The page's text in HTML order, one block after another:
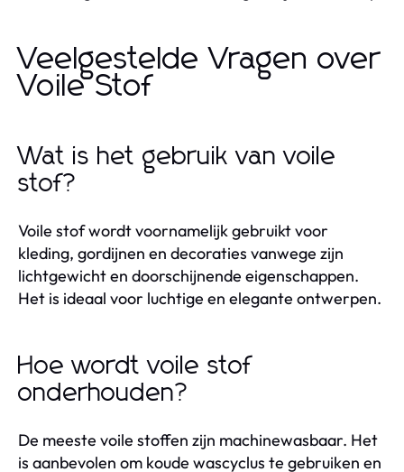
Veelgestelde Vragen over
Voile Stof
Wat is het gebruik van voile
stof?
Voile stof wordt voornamelijk gebruikt voor
kleding, gordijnen en decoraties vanwege zijn
lichtgewicht en doorschijnende eigenschappen.
Het is ideaal voor luchtige en elegante ontwerpen.
Hoe wordt voile stof
onderhouden?
De meeste voile stoffen zijn machinewasbaar. Het
is aanbevolen om koude wascyclus te gebruiken en